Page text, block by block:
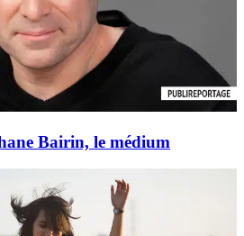
Bairin, le médium